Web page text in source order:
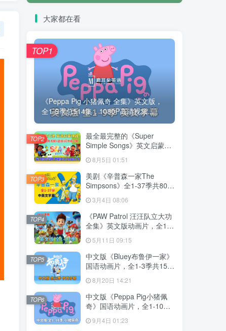
大家都在看
《Peppa Pig 小猪佩奇 全集》英文版，
全1-9季总514集，1080P高清视频...
TOP1
最全最完整的《Super
Simple Songs》英文启蒙儿
画视频，各系列总共2115集
视频，1080P高清视频带英
文字幕，百度网盘下载！
8月5日 01:51
TOP2
美剧《辛普森一家The
Simpsons》全1-37季共802
度网盘下载！
3月4日 08:06
TOP3
《PAW Patrol 汪汪队立大功
全集》英文版动画片，全1-
视频带英文字幕，带配套音
频MP3，百度网盘下载！
5月11日 09:15
TOP4
中文版《Bluey布鲁伊一家》
国语动画片，全1-3季共156
字幕，百度网盘下载！
8月20日 14:21
TOP5
中文版《Peppa Pig小猪佩
奇》国语动画片，全1-10季
百度网盘下载！
9月4日 01:23
TOP6